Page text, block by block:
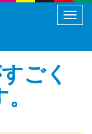
メ
ュ
ごく